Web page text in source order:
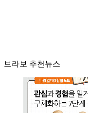
브라보 추천뉴스